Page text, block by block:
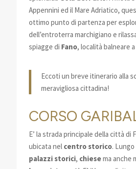
Appennini ed il Mare Adriatico,
ottimo punto di partenza per
dell’entroterra marchigiano e
spiagge di Fano, località balneare a
Eccoti un breve itinerario alla
meravigliosa cittadina!
CORSO
E’ la strada principale della città di
ubicata nel centro storico.
palazzi storici, chiesema anche